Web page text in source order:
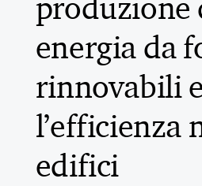
energia da
rinnovabili e
l’efficienza
edifici